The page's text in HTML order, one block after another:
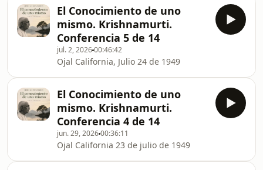
El Conocimiento de uno
mismo. Krishnamurti.
Conferencia 5 de 14
jul. 2, 202600:46:42
Ojal California, Julio 24 de 1949
El Conocimiento de uno
mismo. Krishnamurti.
Conferencia 4 de 14
jun. 29, 202600:36:11
Ojal California 23 de julio de 1949